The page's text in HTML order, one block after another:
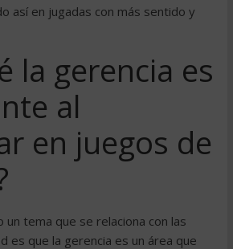
así en jugadas con más sentido y
la gerencia es
al
en juegos de
un tema que se relaciona con las
es que la gerencia es un área que